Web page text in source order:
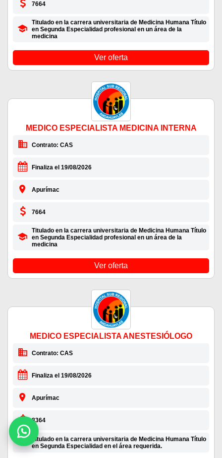
7664
Titulado en la carrera universitaria de Medicina Humana Título
en Segunda Especialidad profesional en un área de la
medicina
Ver oferta
MEDICO ESPECIALISTA MEDICINA INTERNA
Contrato: CAS
Finaliza el 19/08/2026
Apurímac
7664
Titulado en la carrera universitaria de Medicina Humana Título
en Segunda Especialidad profesional en un área de la
medicina
Ver oferta
MEDICO ESPECIALISTA ANESTESIÓLOGO
Contrato: CAS
Finaliza el 19/08/2026
Apurímac
8364
Titulado en la carrera universitaria de Medicina Humana Título
en Segunda Especialidad en el área requerida.